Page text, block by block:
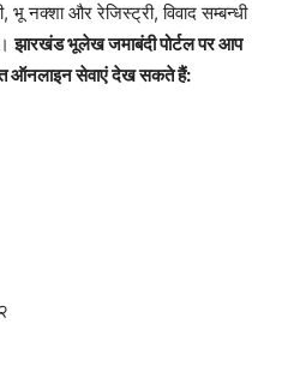
नक्शा और रेजिस्ट्री, विवाद सम्बन्धी
झारखंड भूलेख जमाबंदी पोर्टल पर आप
ऑनलाइन सेवाएं देख सकते हैं: